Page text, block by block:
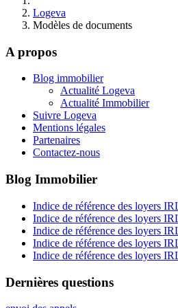
Logeva
Modèles de documents
A propos
Blog immobilier
Actualité Logeva
Actualité Immobilier
Suivre Logeva
Mentions légales
Partenaires
Contactez-nous
Blog Immobilier
Indice de référence des loyers
Indice de référence des loyers
Indice de référence des loyers
Indice de référence des loyers
Indice de référence des loyers
Dernières questions